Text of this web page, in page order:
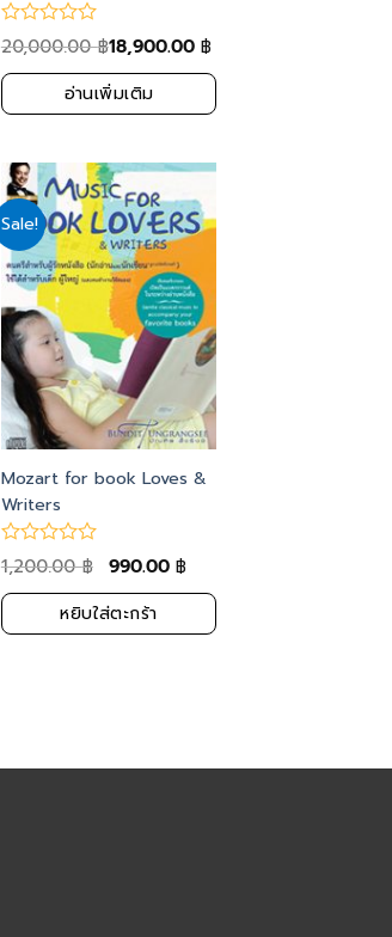
20,000.00฿18,900.00 ฿
อ่านเพิ่มเติม
Sale!
Add
to
wishlist
Mozart for book Loves &
Writers
1,200.00฿ 990.00 ฿
หยิบใส่ตะกร้า